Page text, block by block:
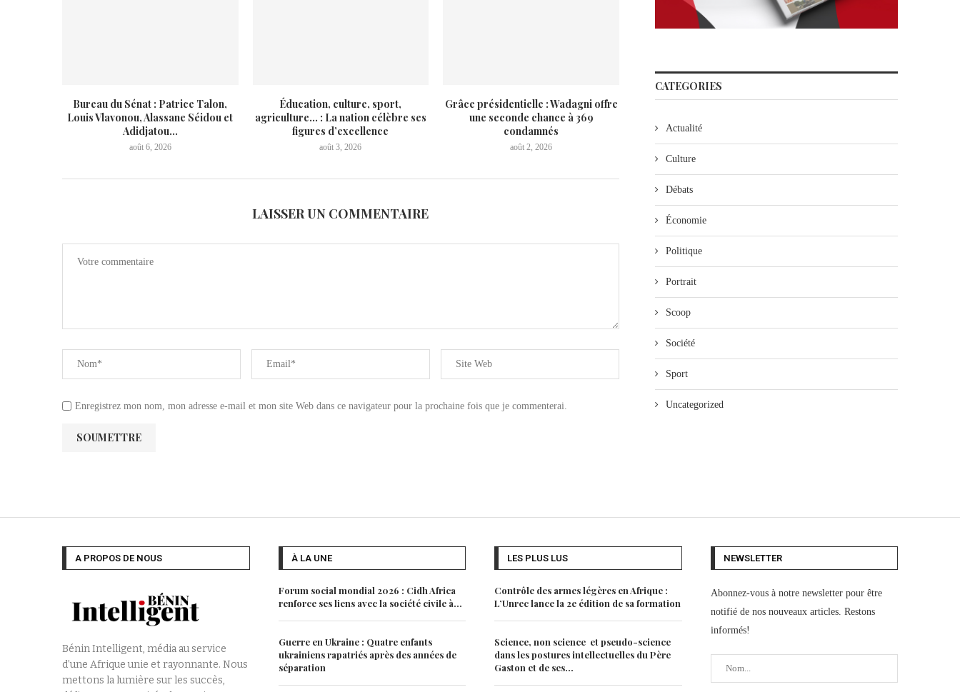
Bureau du Sénat : Patrice Talon,
Louis Vlavonou, Alassane Séidou et
Adidjatou...
août 6, 2026
Éducation, culture, sport,
agriculture… : La nation célèbre ses
figures d’excellence
août 3, 2026
Grâce présidentielle : Wadagni offre
une seconde chance à 369
condamnés
août 2, 2026
LAISSER UN COMMENTAIRE
Enregistrez mon nom, mon adresse e-mail et mon site Web dans ce navigateur pour la prochaine fois que je commenterai.
CATEGORIES
Actualité
Culture
Débats
Économie
Politique
Portrait
Scoop
Société
Sport
Uncategorized
A PROPOS DE NOUS
Bénin Intelligent, média au service
d’une Afrique unie et rayonnante. Nous
mettons la lumière sur les succès,
À LA UNE
Forum social mondial 2026 : Cidh Africa
renforce ses liens avec la société civile à...
Guerre en Ukraine : Quatre enfants
ukrainiens rapatriés après des années de
séparation
LES PLUS LUS
Contrôle des armes légères en Afrique :
L’Unrec lance la 2e édition de sa formation
Science, non science et pseudo-science
dans les postures intellectuelles du Père
Gaston et de ses...
NEWSLETTER
Abonnez-vous à notre newsletter pour être
notifié de nos nouveaux articles. Restons
informés!